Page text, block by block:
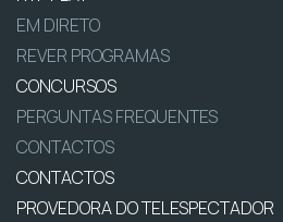
EM DIRETO
REVER PROGRAMAS
CONCURSOS
PERGUNTAS FREQUENTES
CONTACTOS
CONTACTOS
PROVEDORA DO TELESPECTADOR